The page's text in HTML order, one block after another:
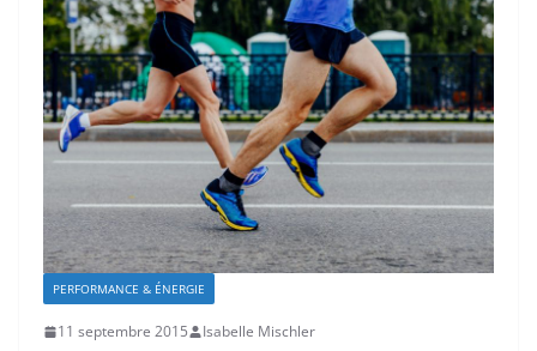
PERFORMANCE & ÉNERGIE
11 septembre 2015 Isabelle Mischler